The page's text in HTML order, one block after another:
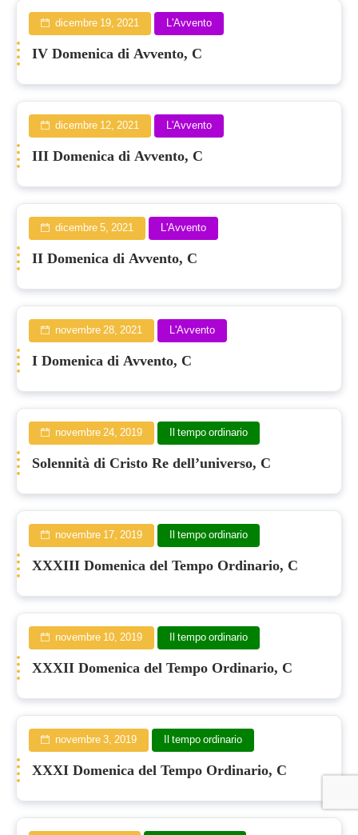
dicembre 19, 2021 L'Avvento
IV Domenica di Avvento, C
dicembre 12, 2021 L'Avvento
III Domenica di Avvento, C
dicembre 5, 2021 L'Avvento
II Domenica di Avvento, C
novembre 28, 2021 L'Avvento
I Domenica di Avvento, C
novembre 24, 2019 Il tempo ordinario
Solennità di Cristo Re dell’universo, C
novembre 17, 2019 Il tempo ordinario
XXXIII Domenica del Tempo Ordinario, C
novembre 10, 2019 Il tempo ordinario
XXXII Domenica del Tempo Ordinario, C
novembre 3, 2019 Il tempo ordinario
XXXI Domenica del Tempo Ordinario, C